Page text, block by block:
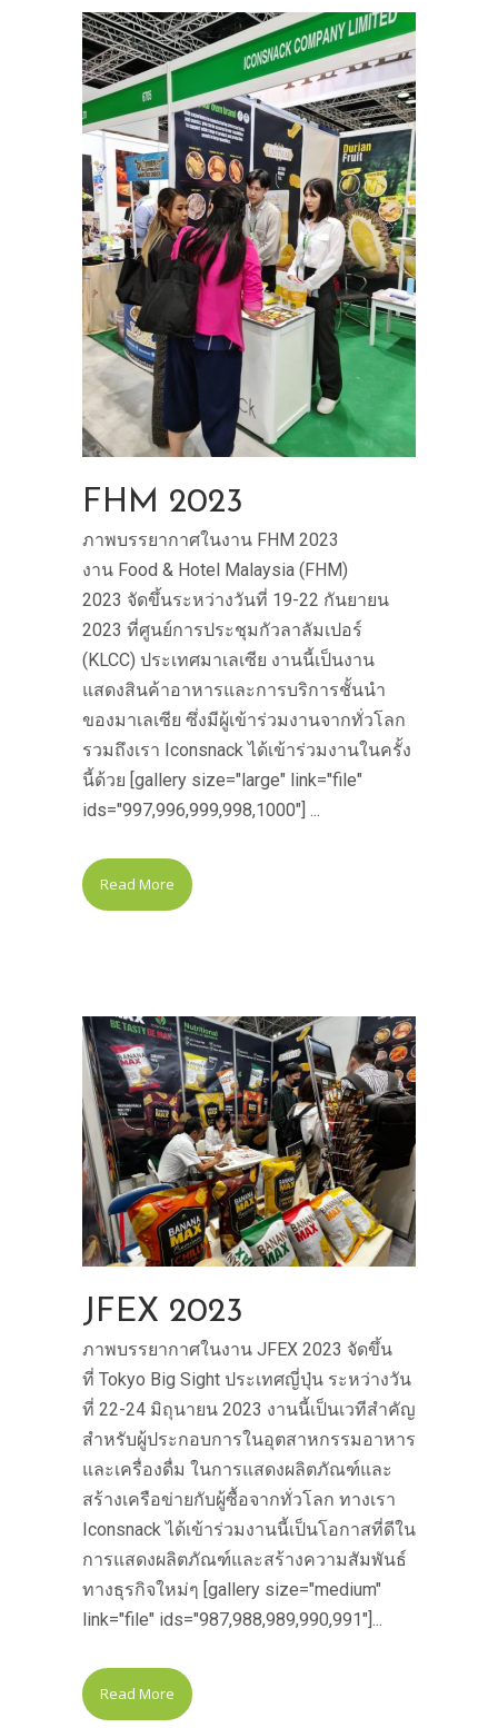
FHM 2023
ภาพบรรยากาศในงาน FHM 2023
งาน Food & Hotel Malaysia (FHM)
2023 จัดขึ้นระหว่างวันที่ 19-22 กันยายน
2023 ที่ศูนย์การประชุมกัวลาลัมเปอร์
(KLCC) ประเทศมาเลเซีย งานนี้เป็นงาน
แสดงสินค้าอาหารและการบริการชั้นนำ
ของมาเลเซีย ซึ่งมีผู้เข้าร่วมงานจากทั่วโลก
รวมถึงเรา Iconsnack ได้เข้าร่วมงานในครั้ง
นี้ด้วย [gallery size="large" link="file"
ids="997,996,999,998,1000"] ...
Read More
JFEX 2023
ภาพบรรยากาศในงาน JFEX 2023 จัดขึ้น
ที่ Tokyo Big Sight ประเทศญี่ปุ่น ระหว่างวัน
ที่ 22-24 มิถุนายน 2023 งานนี้เป็นเวทีสำคัญ
สำหรับผู้ประกอบการในอุตสาหกรรมอาหาร
และเครื่องดื่ม ในการแสดงผลิตภัณฑ์และ
สร้างเครือข่ายกับผู้ซื้อจากทั่วโลก ทางเรา
Iconsnack ได้เข้าร่วมงานนี้เป็นโอกาสที่ดีใน
การแสดงผลิตภัณฑ์และสร้างความสัมพันธ์
ทางธุรกิจใหม่ๆ [gallery size="medium"
link="file" ids="987,988,989,990,991"]...
Read More